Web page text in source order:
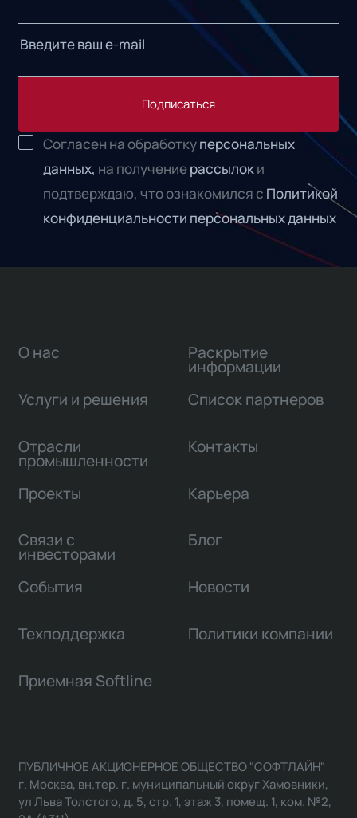
Подписаться
Согласен на обработкуперсональных
данных, на получениерассылоки
подтверждаю, что ознакомился с Политикой
конфиденциальности персональных данных
О нас
Услуги и решения
Отрасли
промышленности
Проекты
Связи с
инвесторами
Раскрытие
информации
Список партнеров
Контакты
Карьера
Блог
События Новости
Техподдержка Политики компании
Приемная Softline
ПУБЛИЧНОЕ АКЦИОНЕРНОЕ ОБЩЕСТВО "СОФТЛАЙН"
г. Москва, вн.тер. г. муниципальный округ Хамовники,
ул Льва Толстого, д. 5, стр. 1, этаж 3, помещ. 1, ком. №2,